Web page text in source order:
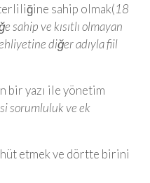
sahip olmak(18
sahip ve kısıtlı olmayan
diğer adıyla fiil
bir yazı ile yönetim
sorumluluk ve ek
etmek ve dörtte birini